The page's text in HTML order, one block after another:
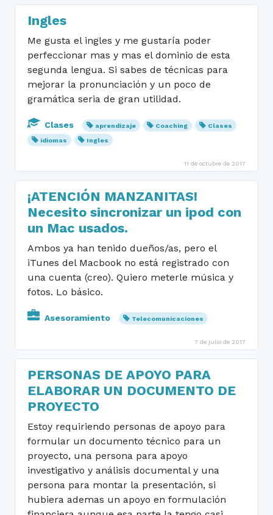
Ingles
Me gusta el ingles y me gustaría poder
perfeccionar mas y mas el dominio de esta
segunda lengua. Si sabes de técnicas para
mejorar la pronunciación y un poco de
gramática seria de gran utilidad.
Clases aprendizaje Coaching
Clases
idiomas
Ingles
11 de octubre de 2017
¡ATENCIÓN MANZANITAS!
Necesito sincronizar un ipod con
un Mac usados.
Ambos ya han tenido dueños/as, pero el
iTunes del Macbook no está registrado con
una cuenta (creo). Quiero meterle música y
fotos. Lo básico.
Asesoramiento Telecomunicaciones
7 de julio de 2017
PERSONAS DE APOYO PARA
ELABORAR UN DOCUMENTO DE
PROYECTO
Estoy requiriendo personas de apoyo para
formular un documento técnico para un
proyecto, una persona para apoyo
investigativo y análisis documental y una
persona para montar la presentación, si
hubiera ademas un apoyo en formulación